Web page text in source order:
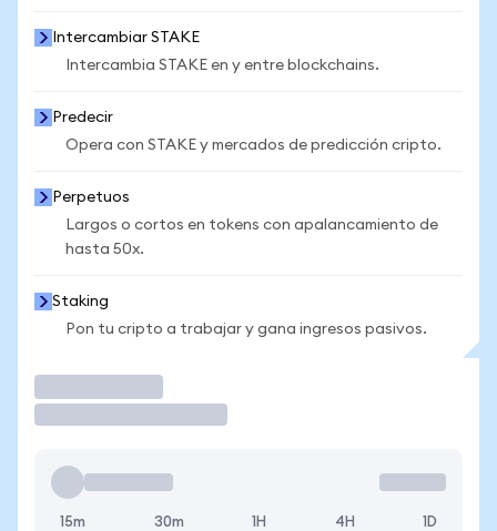
Intercambiar STAKE
Intercambia STAKE en y entre blockchains.
Predecir
Opera con STAKE y mercados de predicción cripto.
Perpetuos
Largos o cortos en tokens con apalancamiento de
hasta 50x.
Staking
Pon tu cripto a trabajar y gana ingresos pasivos.
15m 30m 1H 4H 1D